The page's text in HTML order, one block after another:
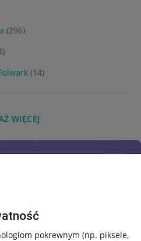
pokrewnym (np. piksele,
(296)
(14)
WIĘCEJ